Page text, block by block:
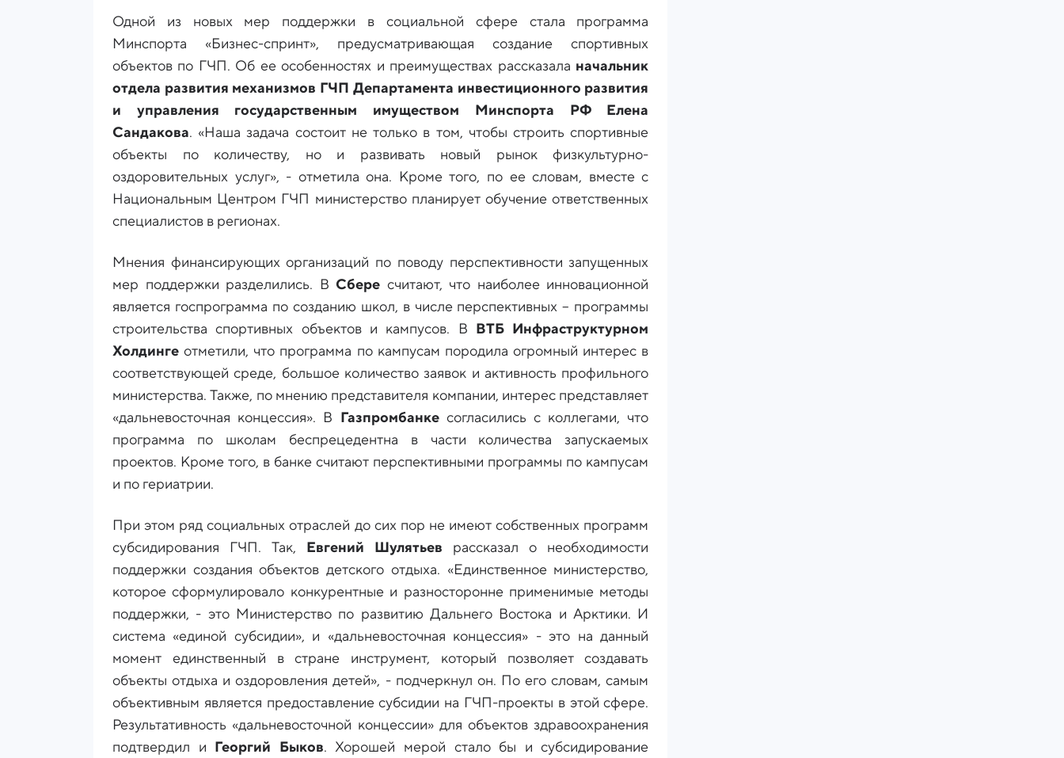
Одной из новых мер поддержки в социальной сфере стала программа
Минспорта «Бизнес-спринт», предусматривающая создание спортивных
объектов по ГЧП. Об ее особенностях и преимуществах рассказала начальник
отдела развития механизмов ГЧП Департамента инвестиционного развития
и управления государственным имуществом Минспорта РФ Елена
Сандакова. «Наша задача состоит не только в том, чтобы строить спортивные
объекты по количеству, но и развивать новый рынок физкультурно-
оздоровительных услуг», - отметила она. Кроме того, по ее словам, вместе с
Национальным Центром ГЧП министерство планирует обучение ответственных
специалистов в регионах.
Мнения финансирующих организаций по поводу перспективности запущенных
мер поддержки разделились. В Сбере считают, что наиболее инновационной
является госпрограмма по созданию школ, в числе перспективных – программы
строительства спортивных объектов и кампусов. В ВТБ Инфраструктурном
Холдинге отметили, что программа по кампусам породила огромный интерес в
соответствующей среде, большое количество заявок и активность профильного
министерства. Также, по мнению представителя компании, интерес представляет
«дальневосточная концессия». В Газпромбанкесогласились с коллегами, что
программа по школам беспрецедентна в части количества запускаемых
проектов. Кроме того, в банке считают перспективными программы по кампусам
и по гериатрии.
При этом ряд социальных отраслей до сих пор не имеют собственных программ
субсидирования ГЧП. Так, Евгений Шулятьев рассказал о необходимости
поддержки создания объектов детского отдыха. «Единственное министерство,
которое сформулировало конкурентные и разносторонне применимые методы
поддержки, - это Министерство по развитию Дальнего Востока и Арктики. И
система «единой субсидии», и «дальневосточная концессия» - это на данный
момент единственный в стране инструмент, который позволяет создавать
объекты отдыха и оздоровления детей», - подчеркнул он. По его словам, самым
объективным является предоставление субсидии на ГЧП-проекты в этой сфере.
Результативность «дальневосточной концессии» для объектов здравоохранения
подтвердил и Георгий Быков. Хорошей мерой стало бы и субсидирование